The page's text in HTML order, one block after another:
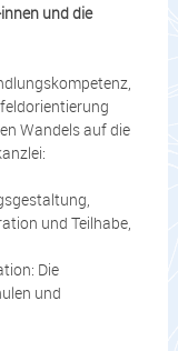
und die
Wandels auf die
und Teilhabe,
Die
und